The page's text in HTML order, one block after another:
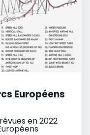
Européens
en 2022